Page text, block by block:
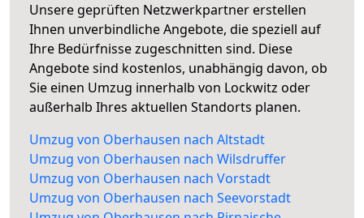
Unsere geprüften Netzwerkpartner erstellen
Ihnen unverbindliche Angebote, die speziell auf
Ihre Bedürfnisse zugeschnitten sind. Diese
Angebote sind kostenlos, unabhängig davon, ob
Sie einen Umzug innerhalb von Lockwitz oder
außerhalb Ihres aktuellen Standorts planen.
Umzug von Oberhausen nach Altstadt
Umzug von Oberhausen nach Wilsdruffer
Umzug von Oberhausen nach Vorstadt
Umzug von Oberhausen nach Seevorstadt